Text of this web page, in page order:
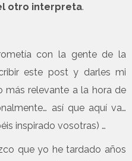
otro interpreta.
con la gente de la
este post y darles mi
más relevante a la hora de
así que aquí va…
inspirado vosotras) …
que yo he tardado años